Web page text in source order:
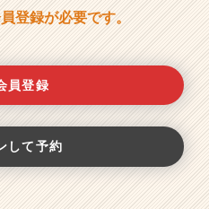
登録が必要です。
員登録
して予約